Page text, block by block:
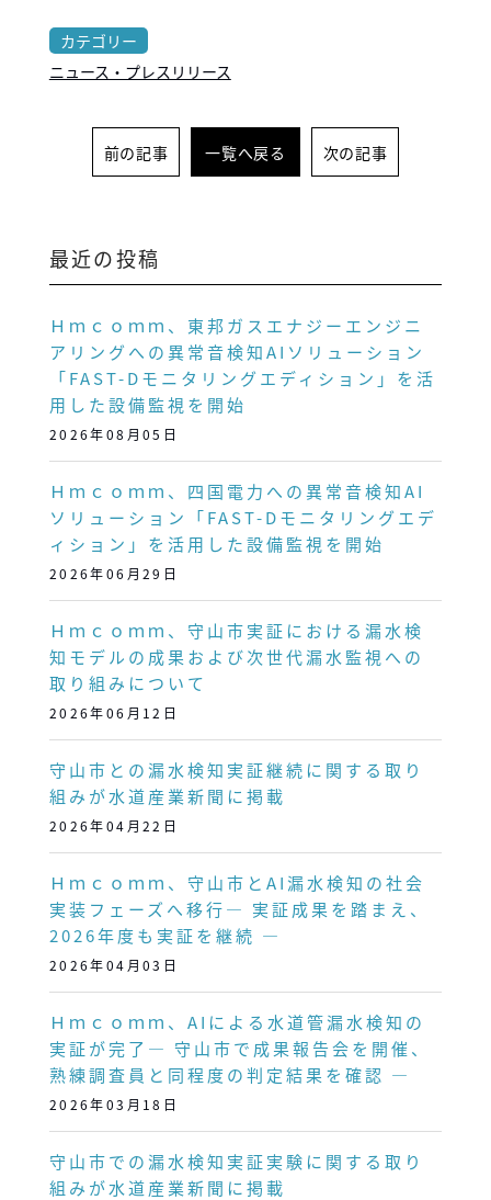
カテゴリー
ニュース・プレスリリース
前の記事 一覧へ戻る 次の記事
最近の投稿
Ｈｍｃｏｍｍ、東邦ガスエナジーエンジニ
アリングへの異常音検知AIソリューション
「FAST-Dモニタリングエディション」を活
用した設備監視を開始
2026年08月05日
Ｈｍｃｏｍｍ、四国電力への異常音検知AI
ソリューション「FAST-Dモニタリングエデ
ィション」を活用した設備監視を開始
2026年06月29日
Ｈｍｃｏｍｍ、守山市実証における漏水検
知モデルの成果および次世代漏水監視への
取り組みについて
2026年06月12日
守山市との漏水検知実証継続に関する取り
組みが水道産業新聞に掲載
2026年04月22日
Ｈｍｃｏｍｍ、守山市とAI漏水検知の社会
実装フェーズへ移行― 実証成果を踏まえ、
2026年度も実証を継続 ―
2026年04月03日
Ｈｍｃｏｍｍ、AIによる水道管漏水検知の
実証が完了― 守山市で成果報告会を開催、
熟練調査員と同程度の判定結果を確認 ―
2026年03月18日
守山市での漏水検知実証実験に関する取り
組みが水道産業新聞に掲載